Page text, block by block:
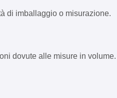
di imballaggio o misurazione.
dovute alle misure in volume.